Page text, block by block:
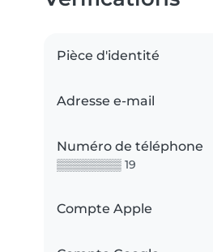
Pièce d'identité
Adresse e-mail
Numéro de téléphone
▒▒▒▒▒▒▒▒ 19
Compte Apple